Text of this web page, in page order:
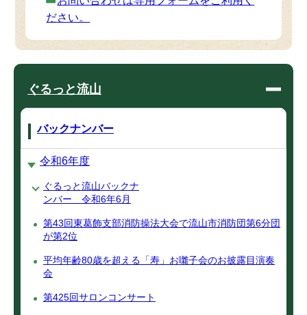
ださい。
ぐるっと流山
バックナンバー
令和6年度
ぐるっと流山バックナ
ンバー 令和6年6月
第43回東葛飾支部消防操法大会で流山市消防団第6分団
が第2位
平均年齢80歳を超える「寿」お囃子会のお披露目演奏
会
第425回サロンコンサート